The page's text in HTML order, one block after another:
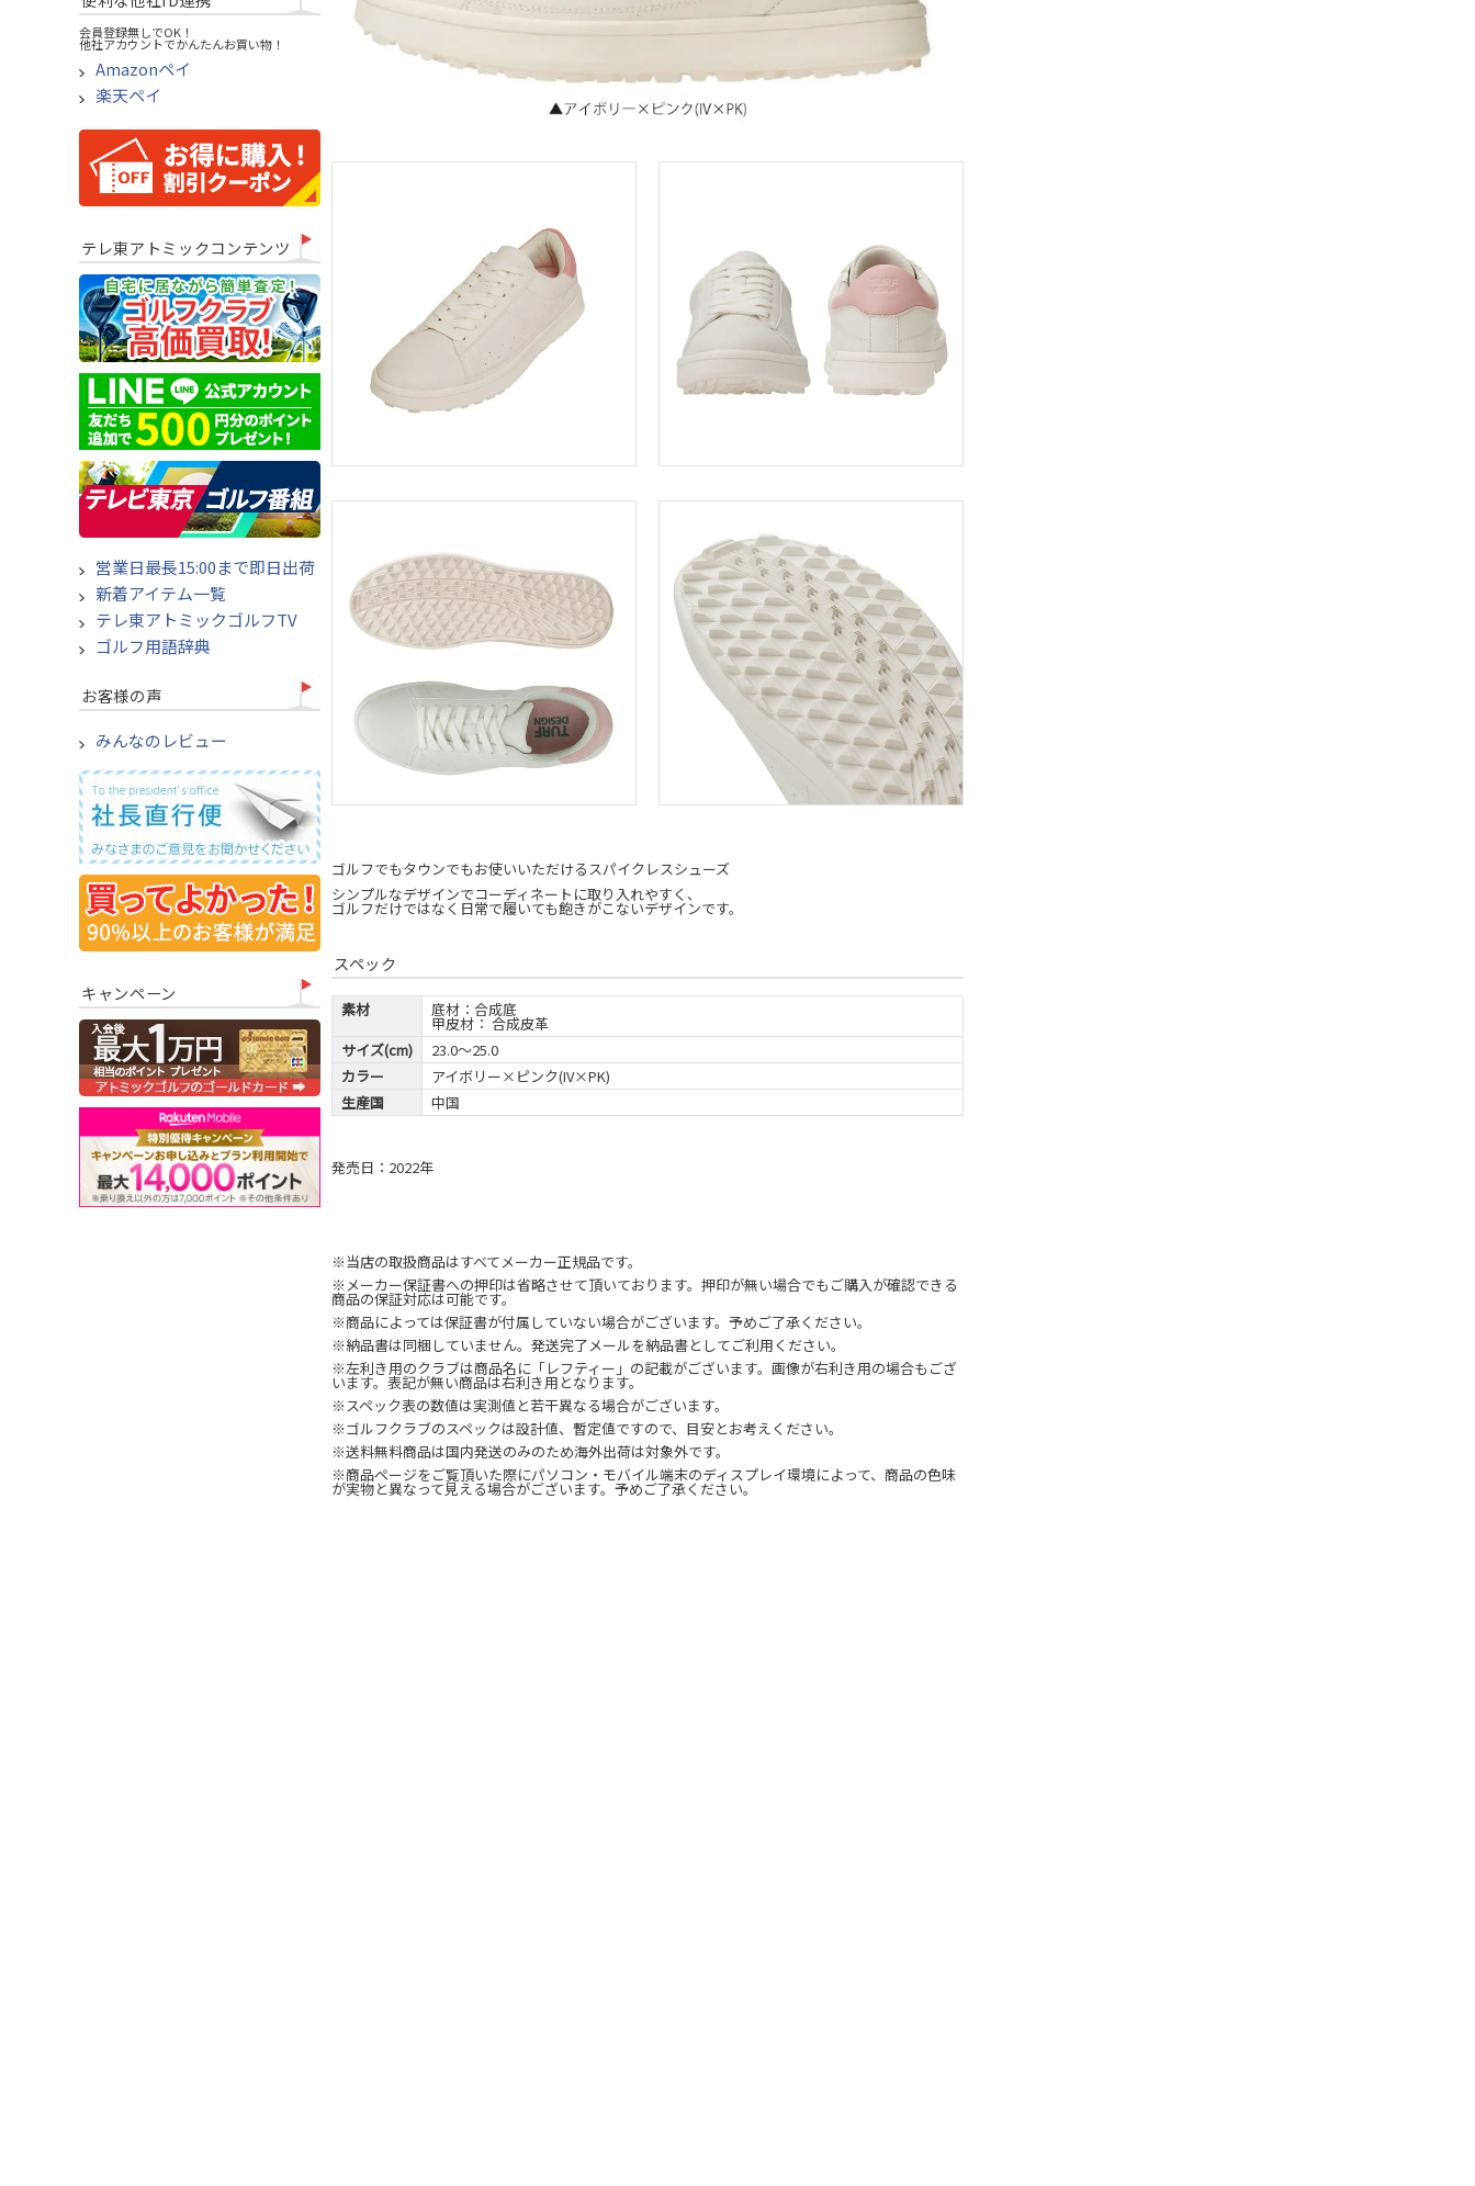
ゴルフシューズ
ウェア
その他
会員登録無しでOK！
他社アカウントでかんたんお買い物！
Amazonペイ
楽天ペイ
テレ東アトミックコンテンツ
営業日最長15:00まで即日出荷
新着アイテム一覧
テレ東アトミックゴルフTV
ゴルフ用語辞典
お客様の声
みんなのレビュー
キャンペーン
ゴルフでもタウンでもお使いいただけるスパイクレスシューズ
シンプルなデザインでコーディネートに取り入れやすく、
ゴルフだけではなく日常で履いても飽きがこないデザインです。
スペック
素材 底材：合成底
甲皮材： 合成皮革
サイズ(cm)
23.0～25.0
カラー
アイボリー×ピンク(IV×PK)
生産国
中国
発売日：2022年
※当店の取扱商品はすべてメーカー正規品です。
※メーカー保証書への押印は省略させて頂いております。押印が無い場合でもご購入が確認できる
商品の保証対応は可能です。
※商品によっては保証書が付属していない場合がございます。予めご了承ください。
※納品書は同梱していません。発送完了メールを納品書としてご利用ください。
※左利き用のクラブは商品名に「レフティー」の記載がございます。画像が右利き用の場合もござ
います。表記が無い商品は右利き用となります。
※スペック表の数値は実測値と若干異なる場合がございます。
※ゴルフクラブのスペックは設計値、暫定値ですので、目安とお考えください。
※送料無料商品は国内発送のみのため海外出荷は対象外です。
※商品ページをご覧頂いた際にパソコン・モバイル端末のディスプレイ環境によって、商品の色味
が実物と異なって見える場合がございます。予めご了承ください。